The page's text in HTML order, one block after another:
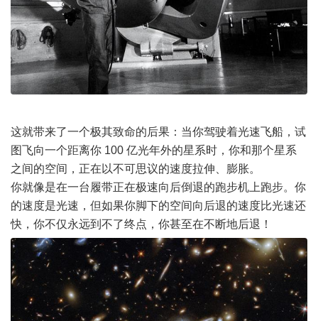
这就带来了一个极其致命的后果：当你驾驶着光速飞船，试
图飞向一个距离你 100 亿光年外的星系时，你和那个星系
之间的空间，正在以不可思议的速度拉伸、膨胀。
你就像是在一台履带正在极速向后倒退的跑步机上跑步。你
的速度是光速，但如果你脚下的空间向后退的速度比光速还
快，你不仅永远到不了终点，你甚至在不断地后退！